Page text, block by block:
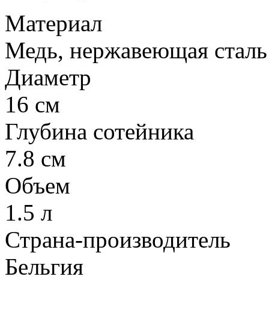
Материал
Медь, нержавеющая сталь
Диаметр
16 см
Глубина сотейника
7.8 см
Объем
1.5 л
Страна-производитель
Бельгия